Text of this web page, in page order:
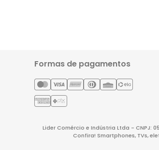
Formas de pagamentos
Lider Comércio e Indústria Ltda - CNPJ:
Confira! Smartphones, TVs,